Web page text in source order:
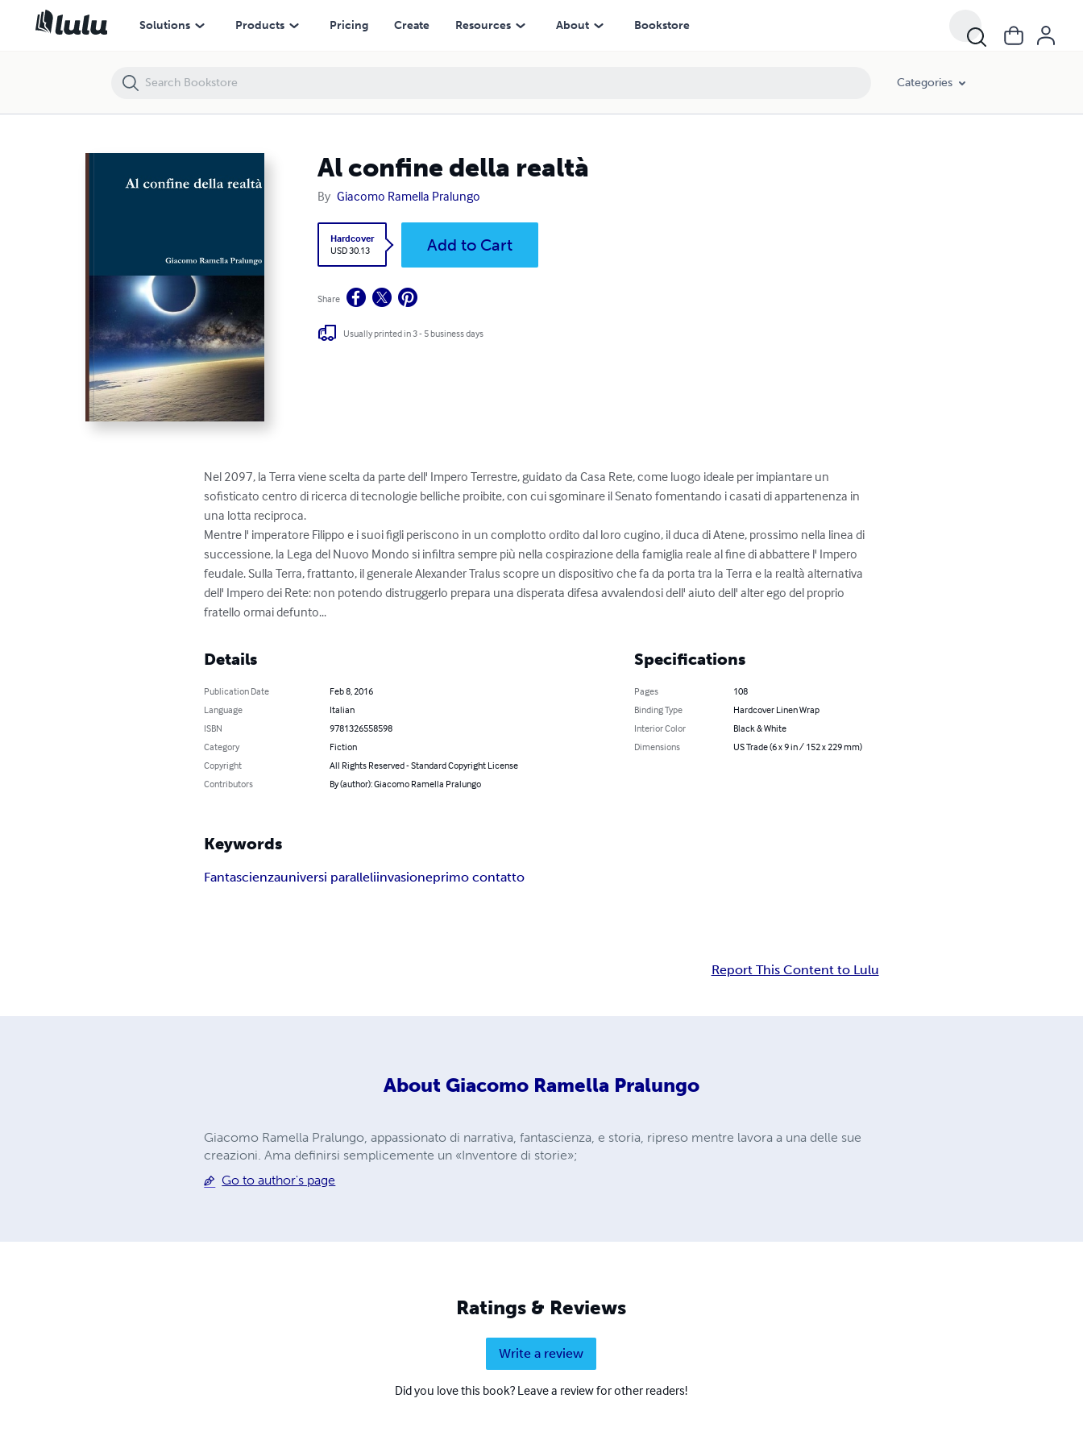
Solutions Products Pricing Create Resources About Bookstore
Categories
Al confine della realtà
By Giacomo Ramella Pralungo
Hardcover
USD 30.13
Add to Cart
Share
Usually printed in 3 - 5 business days
Nel 2097, la Terra viene scelta da parte dell' Impero Terrestre, guidato da Casa Rete, come luogo ideale per impiantare un
sofisticato centro di ricerca di tecnologie belliche proibite, con cui sgominare il Senato fomentando i casati di appartenenza in
una lotta reciproca.
Mentre l' imperatore Filippo e i suoi figli periscono in un complotto ordito dal loro cugino, il duca di Atene, prossimo nella linea di
successione, la Lega del Nuovo Mondo si infiltra sempre più nella cospirazione della famiglia reale al fine di abbattere l' Impero
feudale. Sulla Terra, frattanto, il generale Alexander Tralus scopre un dispositivo che fa da porta tra la Terra e la realtà alternativa
dell' Impero dei Rete: non potendo distruggerlo prepara una disperata difesa avvalendosi dell' aiuto dell' alter ego del proprio
fratello ormai defunto...
Details
Publication Date
Feb 8, 2016
Language
Italian
ISBN
9781326558598
Category
Fiction
Copyright
All Rights Reserved - Standard Copyright License
Contributors
By (author): Giacomo Ramella Pralungo
Specifications
Pages
108
Binding Type
Hardcover Linen Wrap
Interior Color
Black & White
Dimensions
US Trade (6 x 9 in / 152 x 229 mm)
Keywords
Fantascienzauniversi paralleliinvasioneprimo contatto
Report This Content to Lulu
About Giacomo Ramella Pralungo
Giacomo Ramella Pralungo, appassionato di narrativa, fantascienza, e storia, ripreso mentre lavora a una delle sue
creazioni. Ama definirsi semplicemente un «Inventore di storie»;
Go to author's page
Ratings & Reviews
Write a review
Did you love this book? Leave a review for other readers!
Al confine della realtà